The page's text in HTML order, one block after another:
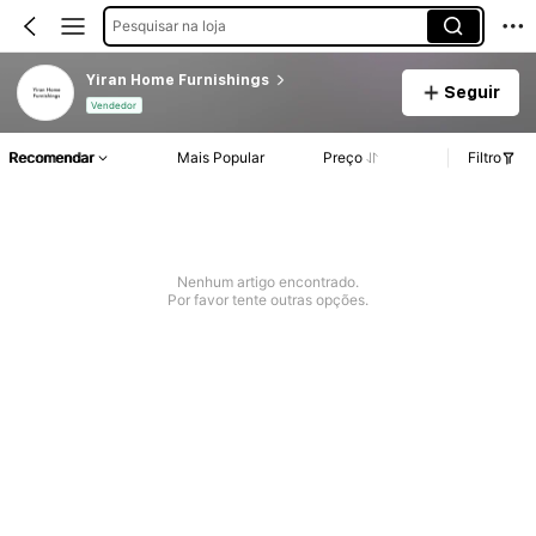
Pesquisar na loja
Yiran Home Furnishings
Vendedor
Seguir
Recomendar Mais Popular Preço Filtro
Nenhum artigo encontrado.
Por favor tente outras opções.